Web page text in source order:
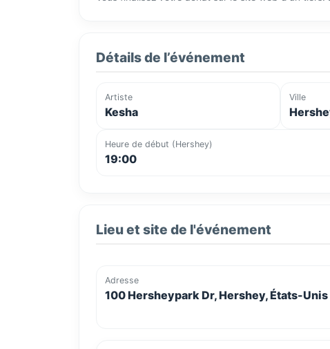
Détails de l’événement
Artiste
Kesha
Ville
Heure de début (Hershey)
19:00
Lieu et site de l'événement
Adresse
100 Hersheypark Dr, Hershey, États-Unis